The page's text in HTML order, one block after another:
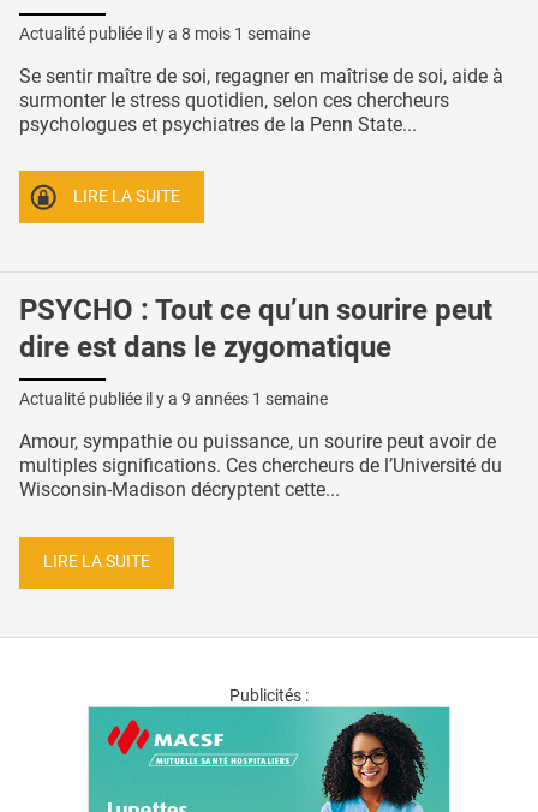
Actualité publiée il y a 8 mois 1 semaine
Se sentir maître de soi, regagner en maîtrise de soi, aide à
surmonter le stress quotidien, selon ces chercheurs
psychologues et psychiatres de la Penn State...
LIRE LA SUITE
PSYCHO : Tout ce qu’un sourire peut
dire est dans le zygomatique
Actualité publiée il y a 9 années 1 semaine
Amour, sympathie ou puissance, un sourire peut avoir de
multiples significations. Ces chercheurs de l’Université du
Wisconsin-Madison décryptent cette...
LIRE LA SUITE
Publicités :